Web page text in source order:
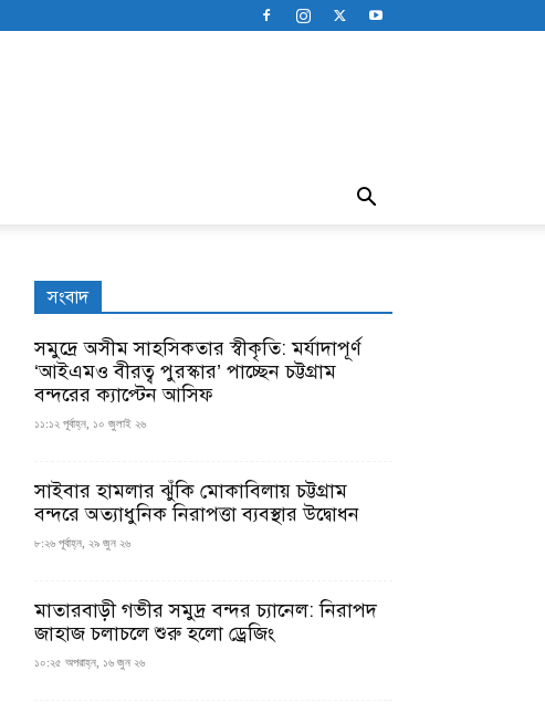
সংবাদ
সমুদ্রে অসীম সাহসিকতার স্বীকৃতি: মর্যাদাপূর্ণ
‘আইএমও বীরত্ব পুরস্কার’ পাচ্ছেন চট্টগ্রাম
বন্দরের ক্যাপ্টেন আসিফ
১১:১২ পূর্বাহ্ন, ১০ জুলাই ২৬
সাইবার হামলার ঝুঁকি মোকাবিলায় চট্টগ্রাম
বন্দরে অত্যাধুনিক নিরাপত্তা ব্যবস্থার উদ্বোধন
৮:২৬ পূর্বাহ্ন, ২৯ জুন ২৬
মাতারবাড়ী গভীর সমুদ্র বন্দর চ্যানেল: নিরাপদ
জাহাজ চলাচলে শুরু হলো ড্রেজিং
১০:২৫ অপরাহ্ন, ১৬ জুন ২৬